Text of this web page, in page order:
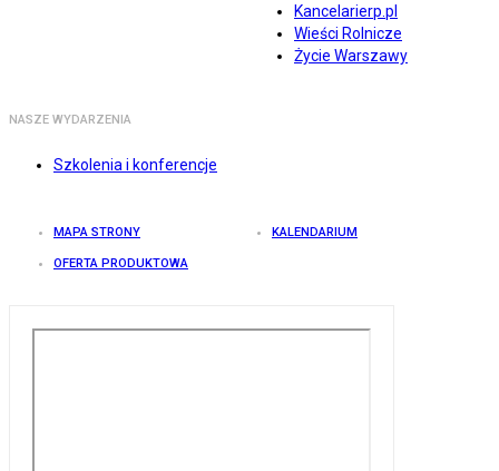
Kancelarierp.pl
Wieści Rolnicze
Życie Warszawy
NASZE WYDARZENIA
Szkolenia i konferencje
MAPA STRONY KALENDARIUM
OFERTA PRODUKTOWA